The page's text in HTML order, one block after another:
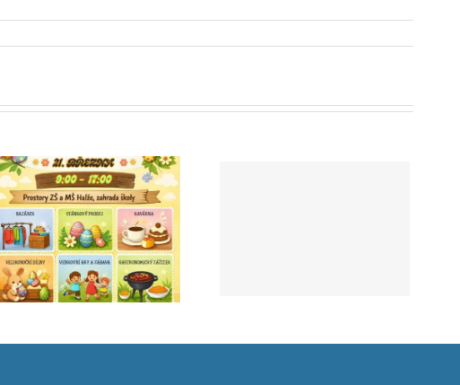
Zápis do 1. ročníku ZŠ
pro školní rok 2026/27